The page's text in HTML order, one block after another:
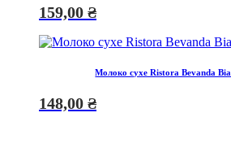
159,00 ₴
Молоко сухе Ristora Bevanda
148,00 ₴